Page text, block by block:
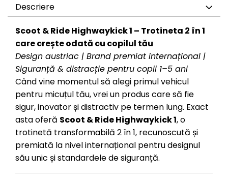
Descriere
Scoot & Ride Highwaykick 1 – Trotineta 2 în 1
care crește odată cu copilul tău
Design austriac | Brand premiat internațional |
Siguranță & distracție pentru copii 1–5 ani
Când vine momentul să alegi primul vehicul
pentru micuțul tău, vrei un produs care să fie
sigur, inovator și distractiv pe termen lung. Exact
asta oferă Scoot & Ride Highwaykick 1, o
trotinetă transformabilă 2 în 1, recunoscută și
premiată la nivel internațional pentru designul
său unic și standardele de siguranță.